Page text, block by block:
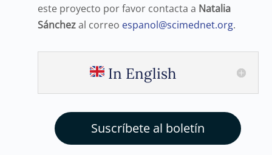
este proyecto por favor contacta a Natalia
Sánchezal correo espanol@scimednet.org.
In English
Suscríbete al boletín